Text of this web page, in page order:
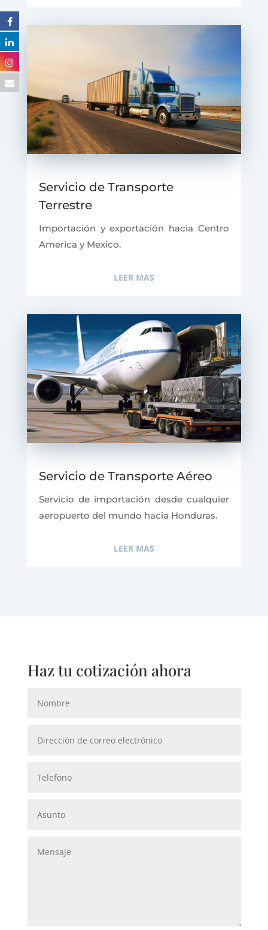
Servicio de Transporte
Terrestre
Importación y exportación hacia Centro
America y Mexico.
LEER MAS
Servicio de Transporte Aéreo
Servicio de importación desde cualquier
aeropuerto del mundo hacia Honduras.
LEER MAS
Haz tu cotización ahora